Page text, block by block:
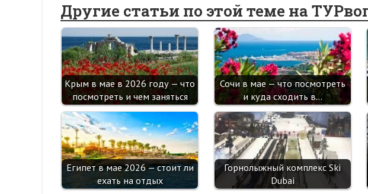
o
k
Другие статьи по этой теме на
Крым в мае в 2026 году — что
посмотреть и чем заняться
Сочи в мае — что посмотреть
и куда сходить в…
Египет в мае 2026 — стоит ли
ехать на отдых
Горнолыжный комплекс Ski
Dubai